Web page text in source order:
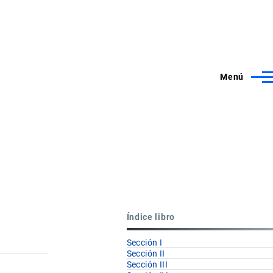
Menú
Índice libro
Sección I
Sección II
Sección III